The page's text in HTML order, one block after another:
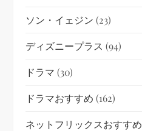
ソン・イェジン (23)
ディズニープラス (94)
ドラマ (30)
ドラマおすすめ (162)
ネットフリックスおすすめ